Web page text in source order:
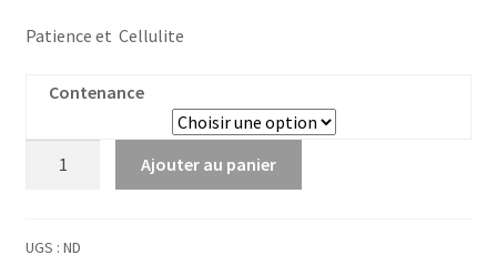
Patience et Cellulite
Contenance
Ajouter au panier
UGS : ND